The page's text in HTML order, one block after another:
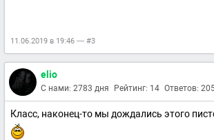
11.06.2019 в 19:46 — #3
elio
С нами: 2783 дня Рейтинг: 14 Ответов:
Класс, наконец-то мы дождались этого